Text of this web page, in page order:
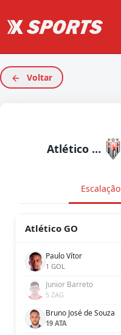
Voltar
Atlético GO
Escalação
Atlético GO
Paulo Vítor
1 GOL
Junior Barreto
5 ZAG
Bruno José de Souza
19 ATA